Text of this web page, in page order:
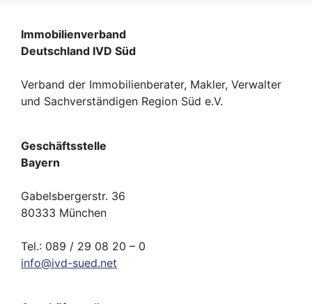
Immobilienverband
Deutschland IVD Süd
Verband der Immobilienberater, Makler, Verwalter
und Sachverständigen Region Süd e.V.
Geschäftsstelle
Bayern
Gabelsbergerstr. 36
80333 München
Tel.: 089 / 29 08 20 – 0
info@ivd-sued.net